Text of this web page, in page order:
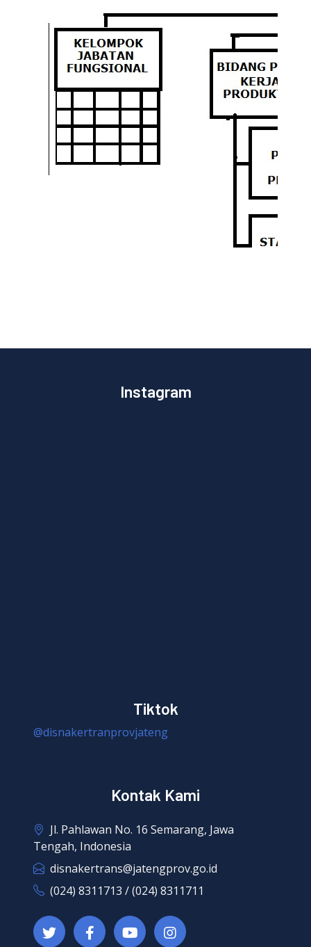
Instagram
Tiktok
@disnakertranprovjateng
Kontak Kami
Jl. Pahlawan No. 16 Semarang, Jawa
Tengah, Indonesia
disnakertrans@jatengprov.go.id
(024) 8311713 / (024) 8311711